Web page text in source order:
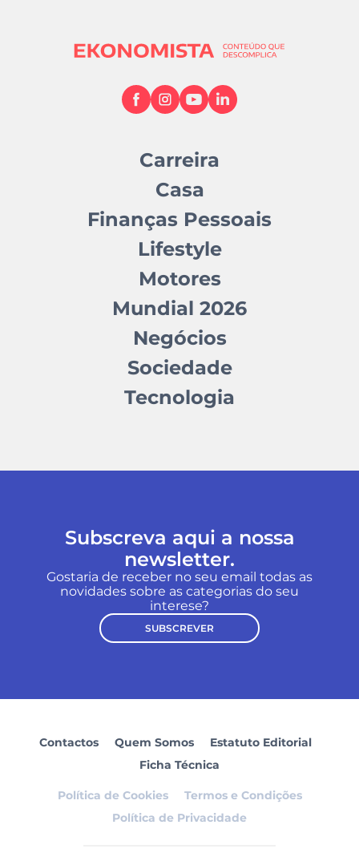
Carreira
Casa
Finanças Pessoais
Lifestyle
Motores
Mundial 2026
Negócios
Sociedade
Tecnologia
Subscreva aqui a nossa
newsletter.
Gostaria de receber no seu email todas as
novidades sobre as categorias do seu
interese?
SUBSCREVER
Contactos Quem Somos
Estatuto Editorial
Ficha Técnica
Política de Cookies
Termos e Condições
Política de Privacidade